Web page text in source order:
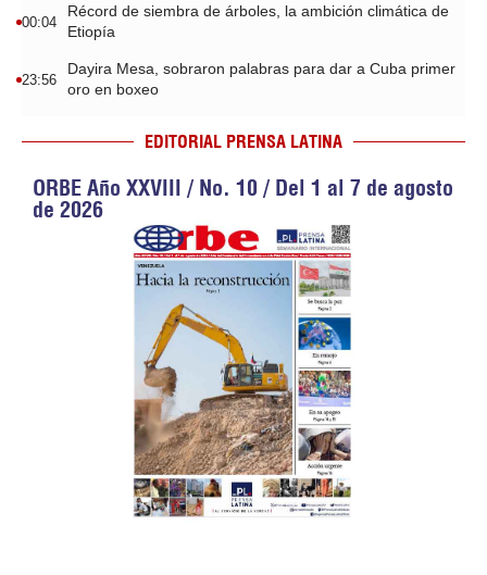
00:04
Récord de siembra de árboles, la ambición climática de
Etiopía
23:56
Dayira Mesa, sobraron palabras para dar a Cuba primer
oro en boxeo
EDITORIAL PRENSA LATINA
ORBE Año XXVIII / No. 10 / Del 1 al 7 de agosto
de 2026